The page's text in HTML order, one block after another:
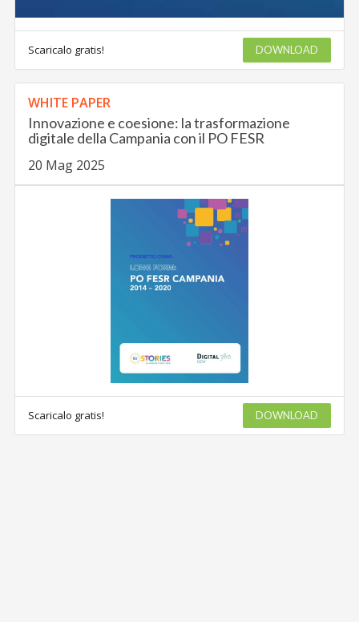
Scaricalo gratis! DOWNLOAD
WHITE PAPER
Innovazione e coesione: la trasformazione
digitale della Campania con il PO FESR
20 Mag 2025
Scaricalo gratis! DOWNLOAD